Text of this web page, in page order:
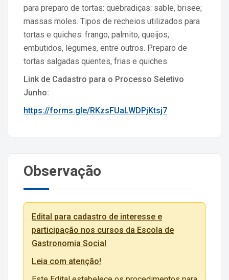
para preparo de tortas: quebradiças: sable, brisee;
massas moles. Tipos de recheios utilizados para
tortas e quiches: frango, palmito, queijos,
embutidos, legumes, entre outros. Preparo de
tortas salgadas quentes, frias e quiches.
Link de Cadastro para o Processo Seletivo
Junho:
https://forms.gle/RKzsFUaLWDPjKtsj7
Observação
Edital para cadastro de interesse e
participação nos cursos da Escola de
Gastronomia Social
Leia com atenção!